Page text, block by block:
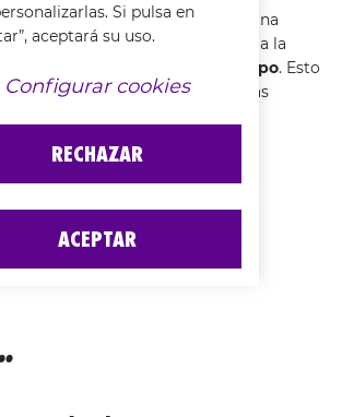
que el hombro de nadador es una
en este deporte, no te lo tomes a la
bien la
colocación de tu cuerpo. Esto
se desgasten y podrás
de la actividad.
CON TUS AMIGOS
Si pulsa en
aceptará su uso.
Configurar cookies
RECHAZAR
ACEPTAR